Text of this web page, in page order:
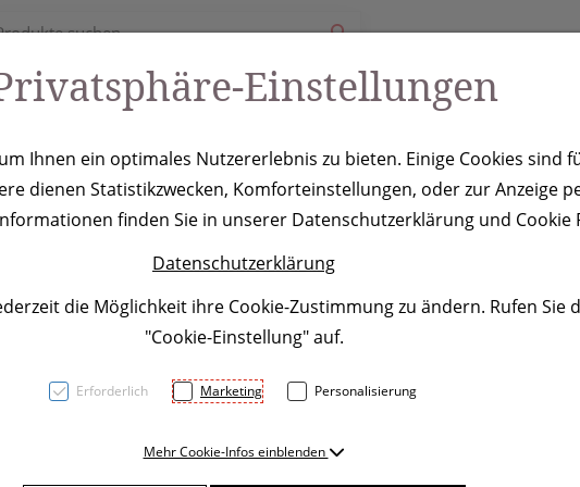
anthrazit
Rucksack aus 500D Polyester mit
Tragegurten und Rückteil,
Einstellungen
Ihnen ein optimales Nutzererlebnis zu bieten. Einige Cookies sind
dienen Statistikzwecken, Komforteinstellungen, oder zur Anzeige
finden Sie in unserer Datenschutzerklärung und Cookie
Datenschutzerklärung
die Möglichkeit ihre Cookie-Zustimmung zu ändern. Rufen Sie
"Cookie-Einstellung" auf.
Erforderlich Marketing Personalisierung
Mehr Cookie-Infos einblenden